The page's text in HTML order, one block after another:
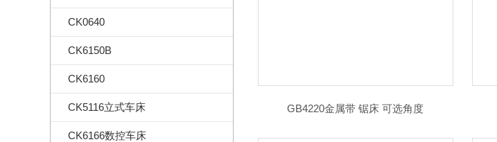
CK0640
CK6150B
CK6160
CK5116立式车床
CK6166数控车床
GB4220金属带 锯床 可选角度